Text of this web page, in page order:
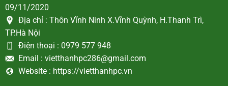
09/11/2020
Địa chỉ : Thôn Vĩnh Ninh X.Vĩnh Quỳnh, H.Thanh Trì,
TP.Hà Nội
Điện thoại : 0979 577 948
Email : vietthanhpc286@gmail.com
Website : https://vietthanhpc.vn